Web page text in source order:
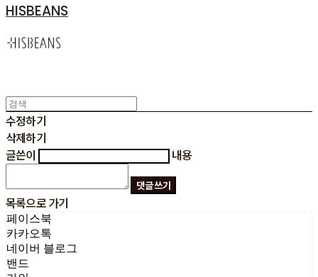
HISBEANS
수정하기
삭제하기
글쓴이
내용
댓글 쓰기
목록으로 가기
페이스북
카카오톡
네이버 블로그
밴드